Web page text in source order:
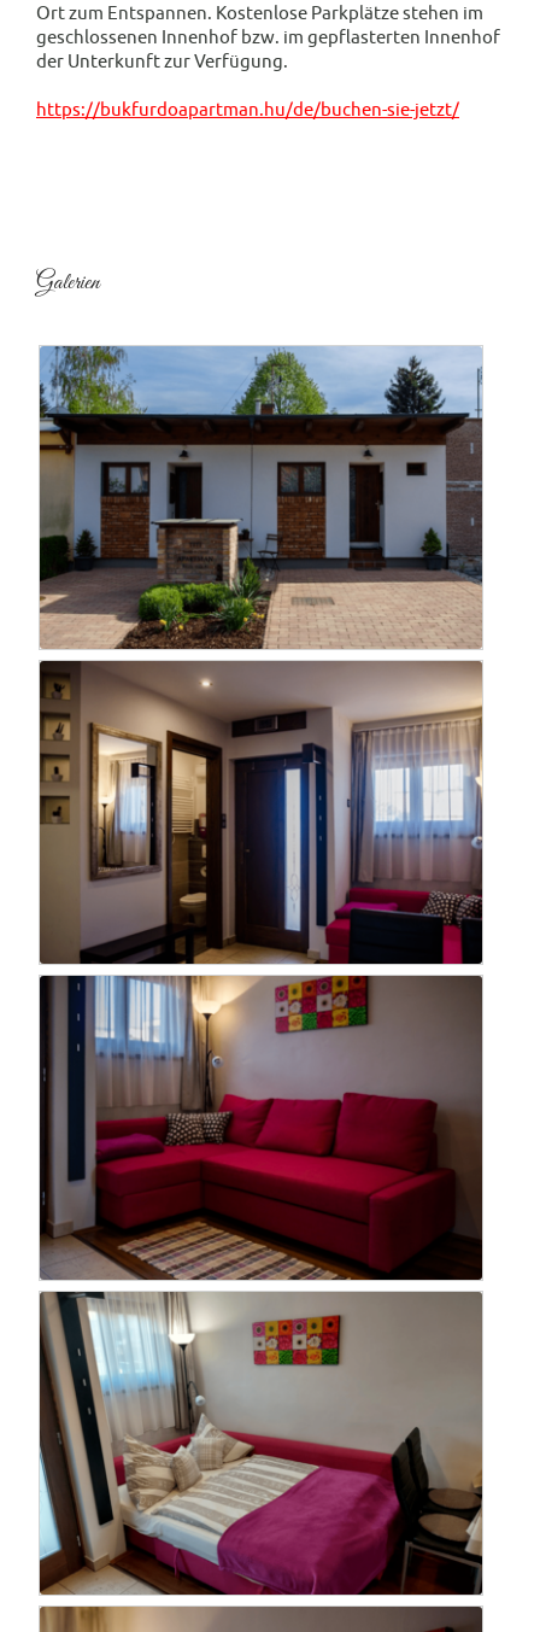
Ort zum Entspannen. Kostenlose Parkplätze stehen im
geschlossenen Innenhof bzw. im gepflasterten Innenhof
der Unterkunft zur Verfügung.
https://bukfurdoapartman.hu/de/buchen-sie-jetzt/
Galerien